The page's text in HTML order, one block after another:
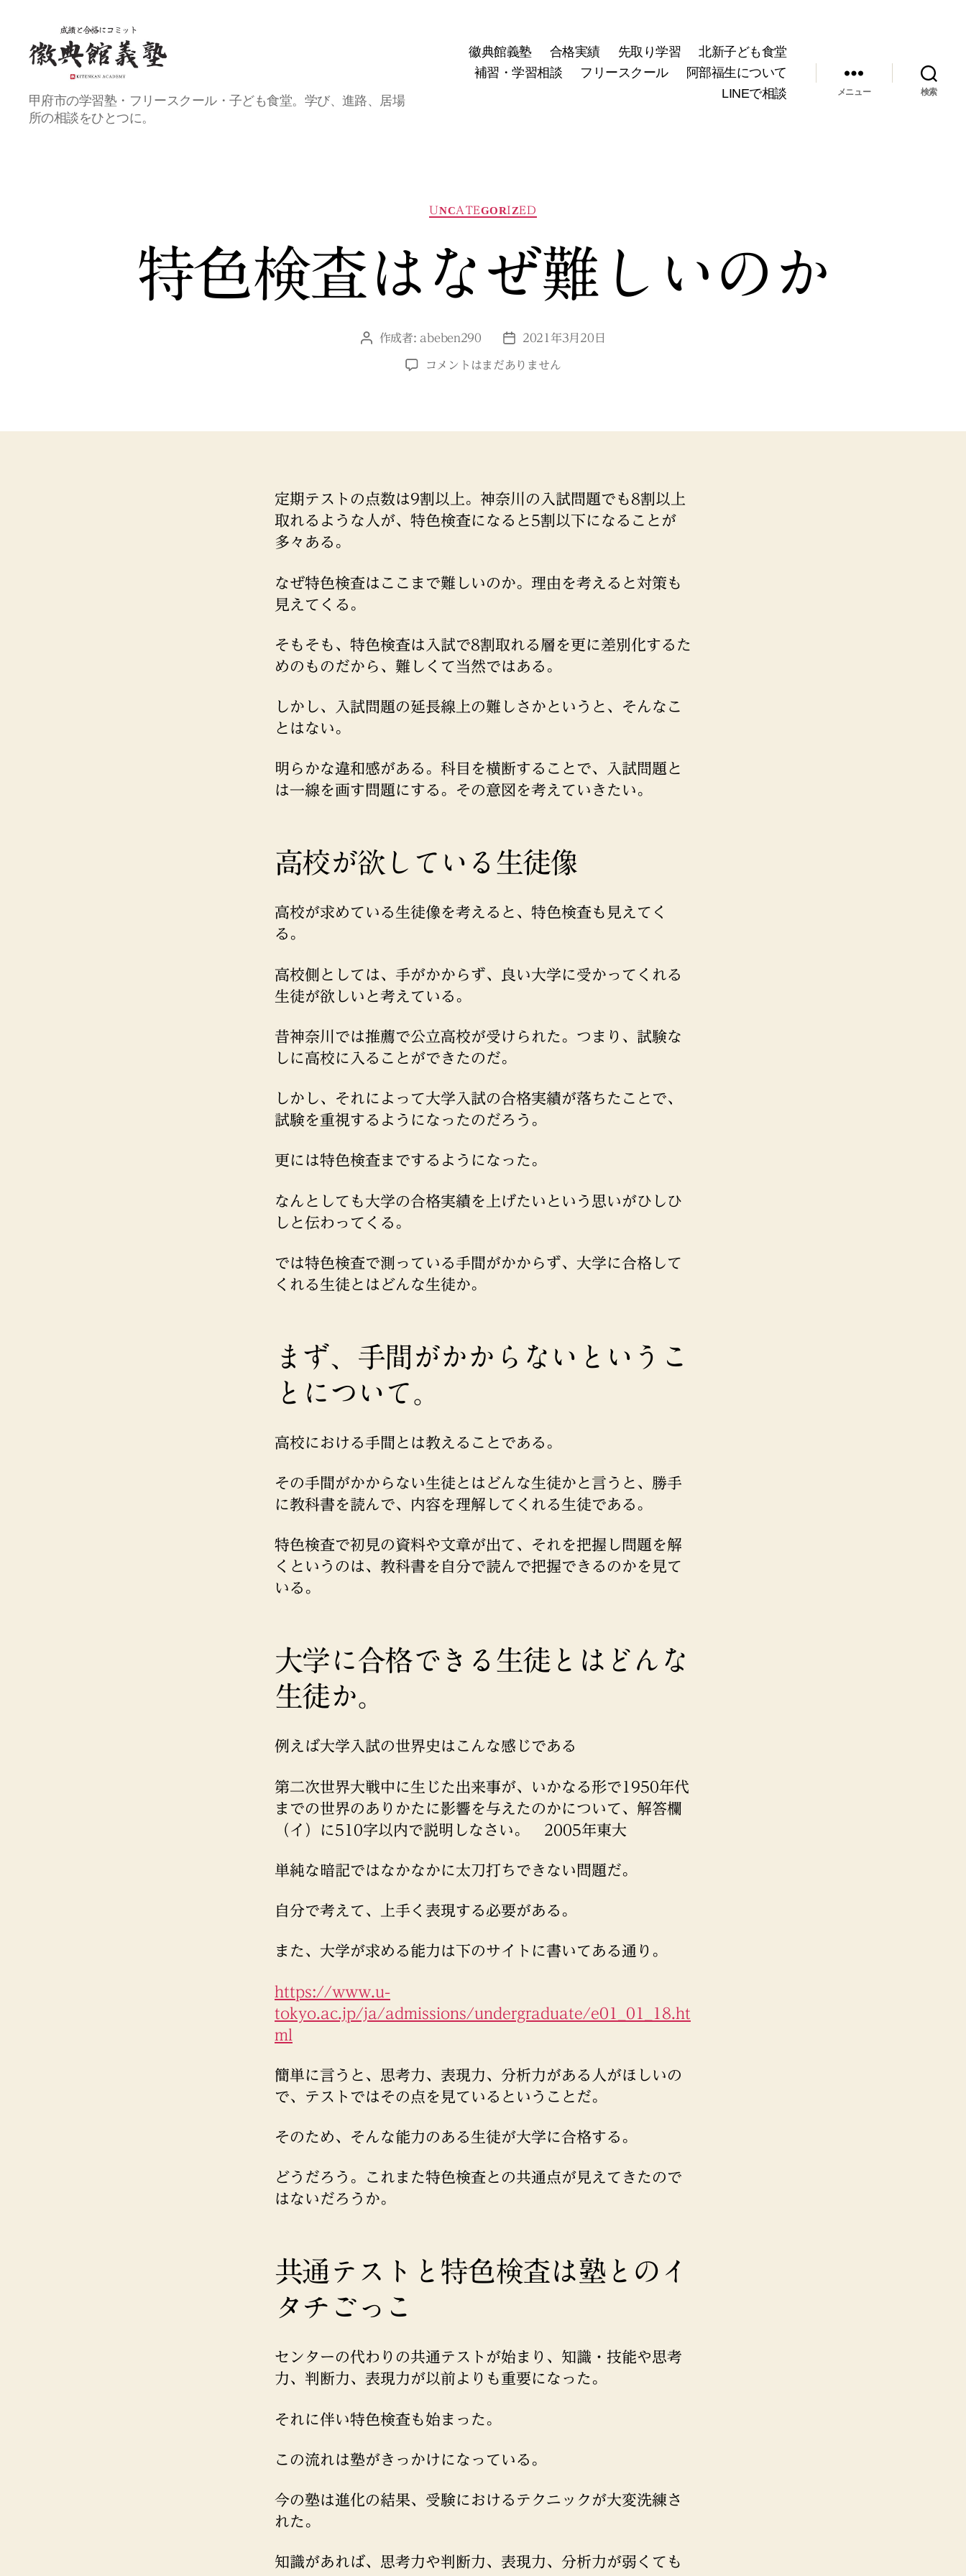
甲
府
の
甲府市の学習塾・フリースクール・子ども食堂。学び、進路、居場
所の相談をひとつに。
徽典館義塾 合格実績 先取り学習
北新子ども食堂
補習・学習相談
フリースクール
阿部福生について
LINEで相談
メニュー 検索
カ
テ
ー
UNCATEGORIZED
特色検査はなぜ難しいのか
投
作成者:abeben290
投
日
2021年3月20日
特
は
し
い
の
コメントはまだありません
定期テストの点数は9割以上。神奈川の入試問題でも8割以上
取れるような人が、特色検査になると5割以下になることが
多々ある。
なぜ特色検査はここまで難しいのか。理由を考えると対策も
見えてくる。
そもそも、特色検査は入試で8割取れる層を更に差別化するた
めのものだから、難しくて当然ではある。
しかし、入試問題の延長線上の難しさかというと、そんなこ
とはない。
明らかな違和感がある。科目を横断することで、入試問題と
は一線を画す問題にする。その意図を考えていきたい。
高校が欲している生徒像
高校が求めている生徒像を考えると、特色検査も見えてく
る。
高校側としては、手がかからず、良い大学に受かってくれる
生徒が欲しいと考えている。
昔神奈川では推薦で公立高校が受けられた。つまり、試験な
しに高校に入ることができたのだ。
しかし、それによって大学入試の合格実績が落ちたことで、
試験を重視するようになったのだろう。
更には特色検査までするようになった。
なんとしても大学の合格実績を上げたいという思いがひしひ
しと伝わってくる。
では特色検査で測っている手間がかからず、大学に合格して
くれる生徒とはどんな生徒か。
まず、手間がかからないというこ
とについて。
高校における手間とは教えることである。
その手間がかからない生徒とはどんな生徒かと言うと、勝手
に教科書を読んで、内容を理解してくれる生徒である。
特色検査で初見の資料や文章が出て、それを把握し問題を解
くというのは、教科書を自分で読んで把握できるのかを見て
いる。
大学に合格できる生徒とはどんな
生徒か。
例えば大学入試の世界史はこんな感じである
第二次世界大戦中に生じた出来事が、いかなる形で1950年代
までの世界のありかたに影響を与えたのかについて、解答欄
（イ）に510字以内で説明しなさい。 2005年東大
単純な暗記ではなかなかに太刀打ちできない問題だ。
自分で考えて、上手く表現する必要がある。
また、大学が求める能力は下のサイトに書いてある通り。
https://www.u-
tokyo.ac.jp/ja/admissions/undergraduate/e01_01_18.ht
ml
簡単に言うと、思考力、表現力、分析力がある人がほしいの
で、テストではその点を見ているということだ。
そのため、そんな能力のある生徒が大学に合格する。
どうだろう。これまた特色検査との共通点が見えてきたので
はないだろうか。
共通テストと特色検査は塾とのイ
タチごっこ
センターの代わりの共通テストが始まり、知識・技能や思考
力、判断力、表現力が以前よりも重要になった。
それに伴い特色検査も始まった。
この流れは塾がきっかけになっている。
今の塾は進化の結果、受験におけるテクニックが大変洗練さ
れた。
知識があれば、思考力や判断力、表現力、分析力が弱くても